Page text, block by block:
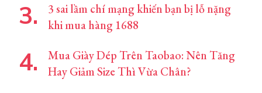
3 sai lầm chí mạng khiến bạn bị lỗ nặng
khi mua hàng 1688
Mua Giày Dép Trên Taobao: Nên Tăng
Hay Giảm Size Thì Vừa Chân?